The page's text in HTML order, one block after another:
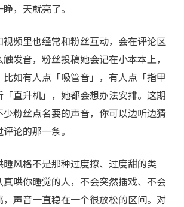
，天就亮了。
频里也经常和粉丝互动，会在评论区
发音，粉丝投稿她会记在小本本上，
如有人点「吸管音」，有人点「指甲
直升机」，她都会想办法安排。这期
粉丝点名要的声音，你可以边听边猜
论的那一条。
风格不是那种过度撩、过度甜的类
哄你睡觉的人，不会突然插戏、不会
声音一直稳在一个很放松的区间。对